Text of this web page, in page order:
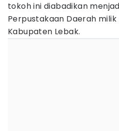
tokoh ini diabadikan
Perpustakaan Daerah
Kabupaten Lebak.